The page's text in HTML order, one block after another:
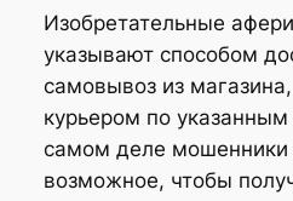
Изобретательные
указывают способом
самовывоз из
курьером по
самом деле мошенники
возможное, чтобы